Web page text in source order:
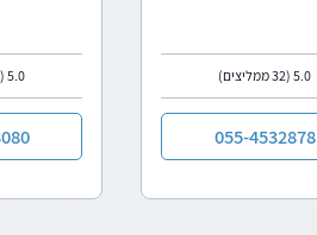
5.0 (32 ממליצים)
055-4532878
5.0 (10 ממליצים)